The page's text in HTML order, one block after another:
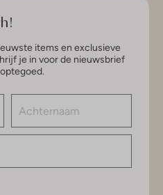
items en exclusieve
je in voor de nieuwsbrief